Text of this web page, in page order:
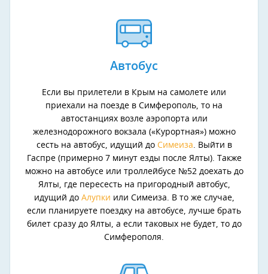
Автобус
Если вы прилетели в Крым на самолете или
приехали на поезде в Симферополь, то на
автостанциях возле аэропорта или
железнодорожного вокзала («Курортная») можно
сесть на автобус, идущий до Симеиза. Выйти в
Гаспре (примерно 7 минут езды после Ялты). Также
можно на автобусе или троллейбусе №52 доехать до
Ялты, где пересесть на пригородный автобус,
идущий до Алупки или Симеиза. В то же случае,
если планируете поездку на автобусе, лучше брать
билет сразу до Ялты, а если таковых не будет, то до
Симферополя.